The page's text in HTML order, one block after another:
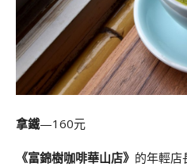
拿鐵—160元
《富錦樹咖啡華山店》 的年輕店